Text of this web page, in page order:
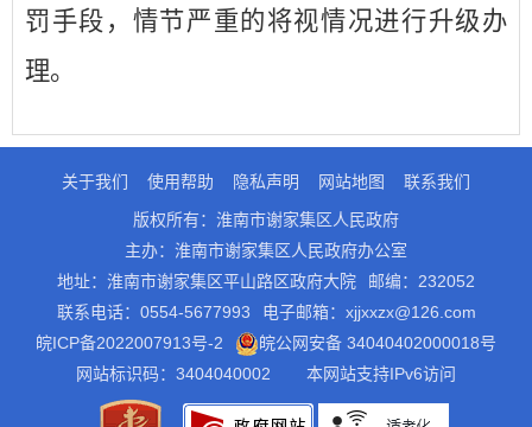
罚手段，情节严重的将视情况进行升级办
理。
关于我们 使用帮助 隐私声明 网站地图
联系我们
版权所有：淮南市谢家集区人民政府
主办：淮南市谢家集区人民政府办公室
地址：淮南市谢家集区平山路区政府大院
邮编：232052
联系电话：0554-5677993
电子邮箱：xjjxxzx@126.com
皖ICP备2022007913号-2
皖公网安备 34040402000018号
网站标识码：3404040002
本网站支持IPv6访问